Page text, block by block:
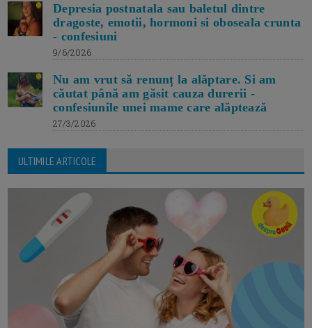
Depresia postnatala sau baletul dintre
dragoste, emotii, hormoni si oboseala crunta
- confesiuni
9/6/2026
Nu am vrut să renunț la alăptare. Si am
căutat până am găsit cauza durerii -
confesiunile unei mame care alăptează
27/3/2026
ULTIMILE ARTICOLE